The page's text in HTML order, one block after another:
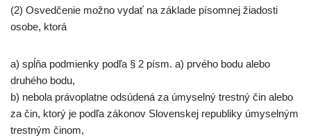
(2) Osvedčenie možno vydať na základe písomnej žiadosti
osobe, ktorá
a) spĺňa podmienky podľa § 2 písm. a) prvého bodu alebo
druhého bodu,
b) nebola právoplatne odsúdená za úmyselný trestný čin alebo
za čin, ktorý je podľa zákonov Slovenskej republiky úmyselným
trestným činom,